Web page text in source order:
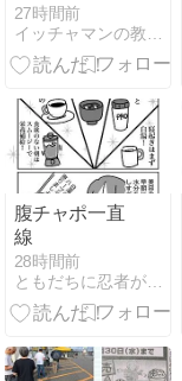
先生から言わ
れたのは…。
27時間前
イッチャマンの教科書
腹チャポ一直
線
28時間前
ともだちに忍者が多い人のブログ